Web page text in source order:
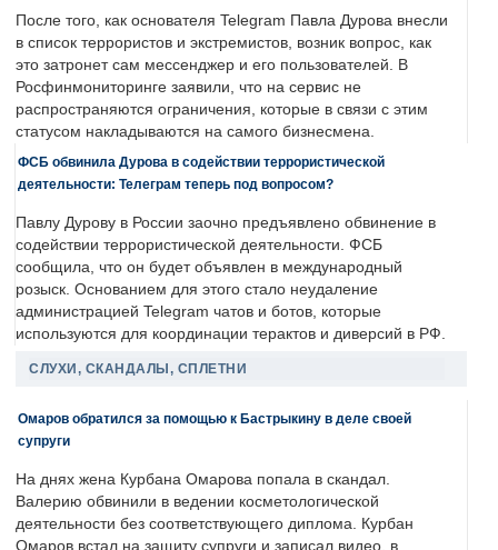
После того, как основателя Telegram Павла Дурова внесли
в список террористов и экстремистов, возник вопрос, как
это затронет сам мессенджер и его пользователей. В
Росфинмониторинге заявили, что на сервис не
распространяются ограничения, которые в связи с этим
статусом накладываются на самого бизнесмена.
ФСБ обвинила Дурова в содействии террористической
деятельности: Телеграм теперь под вопросом?
Павлу Дурову в России заочно предъявлено обвинение в
содействии террористической деятельности. ФСБ
сообщила, что он будет объявлен в международный
розыск. Основанием для этого стало неудаление
администрацией Telegram чатов и ботов, которые
используются для координации терактов и диверсий в РФ.
СЛУХИ, СКАНДАЛЫ, СПЛЕТНИ
Омаров обратился за помощью к Бастрыкину в деле своей
супруги
На днях жена Курбана Омарова попала в скандал.
Валерию обвинили в ведении косметологической
деятельности без соответствующего диплома. Курбан
Омаров встал на защиту супруги и записал видео, в